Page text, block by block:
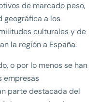
de marcado peso,
geográfica a los
culturales y de
la región a España.
o por lo menos se han
empresas
parte destacada del